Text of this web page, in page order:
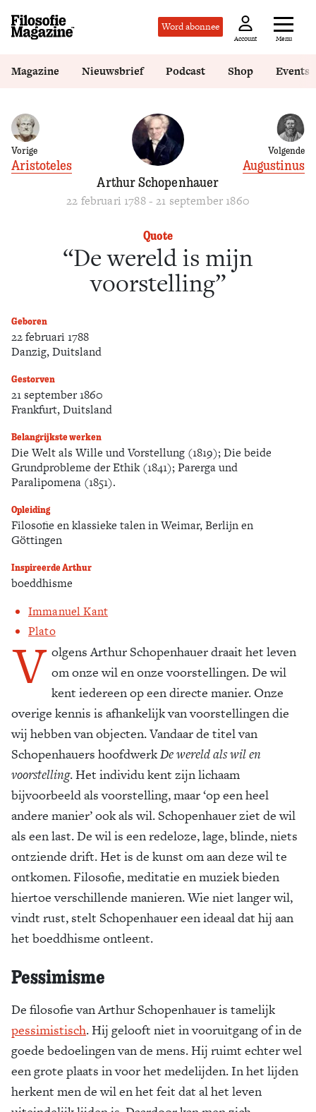
Word abonnee
Account Menu
Magazine Nieuwsbrief Podcast Shop Events
Vorige
Aristoteles
Arthur Schopenhauer
22 februari 1788 - 21 september 1860
Volgende
Augustinus
Quote
“De wereld is mijn
voorstelling”
Geboren
22 februari 1788
Danzig, Duitsland
Gestorven
21 september 1860
Frankfurt, Duitsland
Belangrijkste werken
Die Welt als Wille und Vorstellung (1819); Die beide
Grundprobleme der Ethik (1841); Parerga und
Paralipomena (1851).
Opleiding
Filosofie en klassieke talen in Weimar, Berlijn en
Göttingen
Inspireerde Arthur
boeddhisme
Immanuel Kant
Plato
V olgens Arthur Schopenhauer draait het leven
om onze wil en onze voorstellingen. De wil
kent iedereen op een directe manier. Onze
overige kennis is afhankelijk van voorstellingen die
wij hebben van objecten. Vandaar de titel van
Schopenhauers hoofdwerkDe wereld als wil en
voorstelling. Het individu kent zijn lichaam
bijvoorbeeld als voorstelling, maar ‘op een heel
andere manier’ ook als wil. Schopenhauer ziet de wil
als een last. De wil is een redeloze, lage, blinde, niets
ontziende drift. Het is de kunst om aan deze wil te
ontkomen. Filosofie, meditatie en muziek bieden
hiertoe verschillende manieren. Wie niet langer wil,
vindt rust, stelt Schopenhauer een ideaal dat hij aan
het boeddhisme ontleent.
Pessimisme
De filosofie van Arthur Schopenhauer is tamelijk
pessimistisch. Hij gelooft niet in vooruitgang of in de
goede bedoelingen van de mens. Hij ruimt echter wel
een grote plaats in voor het medelijden. In het lijden
herkent men de wil en het feit dat al het leven